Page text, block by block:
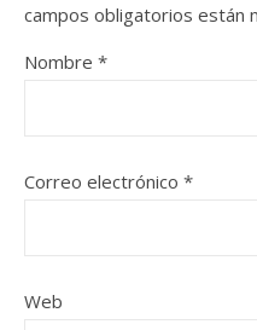
campos obligatorios están
Nombre *
Correo electrónico *
Web